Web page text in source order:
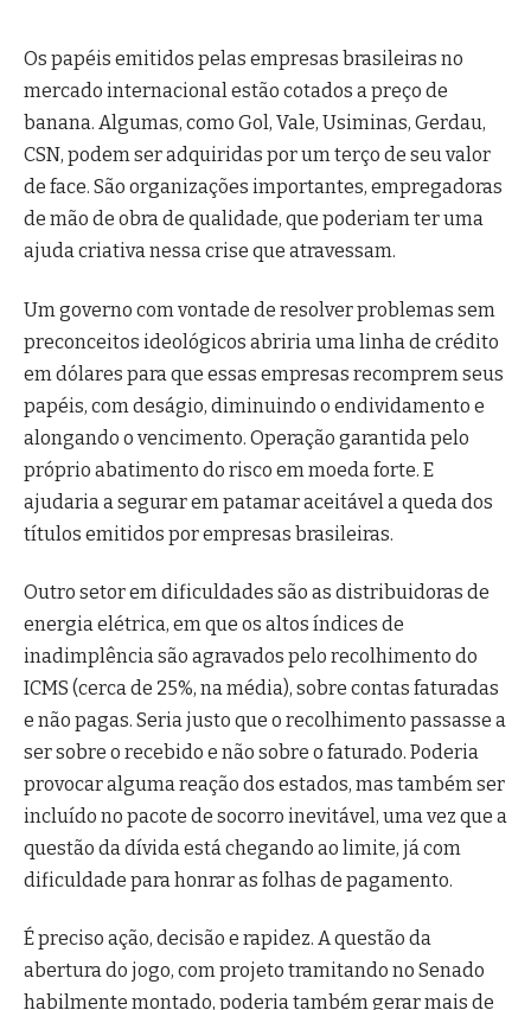
Os papéis emitidos pelas empresas brasileiras no
mercado internacional estão cotados a preço de
banana. Algumas, como Gol, Vale, Usiminas, Gerdau,
CSN, podem ser adquiridas por um terço de seu valor
de face. São organizações importantes, empregadoras
de mão de obra de qualidade, que poderiam ter uma
ajuda criativa nessa crise que atravessam.
Um governo com vontade de resolver problemas sem
preconceitos ideológicos abriria uma linha de crédito
em dólares para que essas empresas recomprem seus
papéis, com deságio, diminuindo o endividamento e
alongando o vencimento. Operação garantida pelo
próprio abatimento do risco em moeda forte. E
ajudaria a segurar em patamar aceitável a queda dos
títulos emitidos por empresas brasileiras.
Outro setor em dificuldades são as distribuidoras de
energia elétrica, em que os altos índices de
inadimplência são agravados pelo recolhimento do
ICMS (cerca de 25%, na média), sobre contas faturadas
e não pagas. Seria justo que o recolhimento passasse a
ser sobre o recebido e não sobre o faturado. Poderia
provocar alguma reação dos estados, mas também ser
incluído no pacote de socorro inevitável, uma vez que a
questão da dívida está chegando ao limite, já com
dificuldade para honrar as folhas de pagamento.
É preciso ação, decisão e rapidez. A questão da
abertura do jogo, com projeto tramitando no Senado
habilmente montado, poderia também gerar mais de